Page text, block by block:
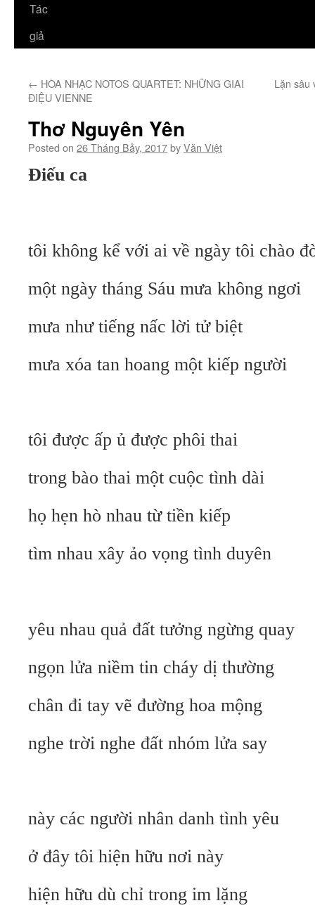
Tác
giả
← HÒA NHẠC NOTOS QUARTET: NHỮNG GIAI
ĐIỆU VIENNE
Lặn sâu
Thơ Nguyên Yên
Posted on 26 Tháng Bảy, 2017byVăn Việt
Điếu ca
tôi không kể với ai về ngày tôi chào
một ngày tháng Sáu mưa không ngơi
mưa như tiếng nấc lời tử biệt
mưa xóa tan hoang một kiếp người
tôi được ấp ủ được phôi thai
trong bào thai một cuộc tình dài
họ hẹn hò nhau từ tiền kiếp
tìm nhau xây ảo vọng tình duyên
yêu nhau quả đất tưởng ngừng quay
ngọn lửa niềm tin cháy dị thường
chân đi tay vẽ đường hoa mộng
nghe trời nghe đất nhóm lửa say
này các người nhân danh tình yêu
ở đây tôi hiện hữu nơi này
hiện hữu dù chỉ trong im lặng